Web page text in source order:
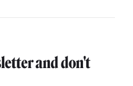
and don't